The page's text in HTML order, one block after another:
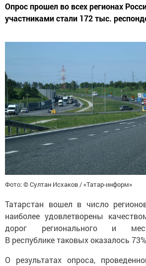
Опрос прошел во всех регионах
участниками стали 172 тыс.
Фото: © Султан Исхаков / «Татар-информ»
Татарстан вошел в число
наиболее удовлетворены
дорог регионального и
В республике таковых оказалось
О результатах опроса,